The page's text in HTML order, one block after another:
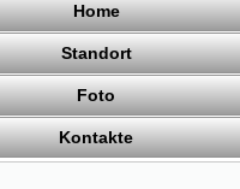
Home
Standort
Foto
Kontakte